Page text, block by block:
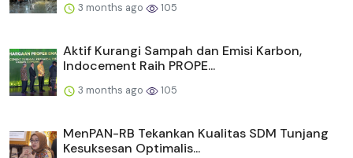
3 months ago 105
Aktif Kurangi Sampah dan Emisi Karbon,
Indocement Raih PROPE...
3 months ago 105
MenPAN-RB Tekankan Kualitas SDM Tunjang
Kesuksesan Optimalis...